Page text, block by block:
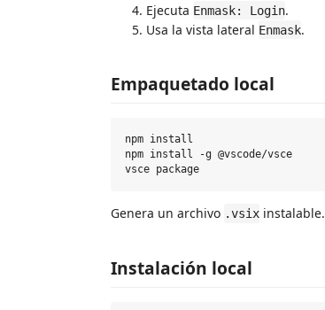
Ejecuta Enmask: Login.
Usa la vista lateral Enmask.
Empaquetado local
npm install
npm install -g @vscode/vsce
Genera un archivo .vsix instalable.
Instalación local